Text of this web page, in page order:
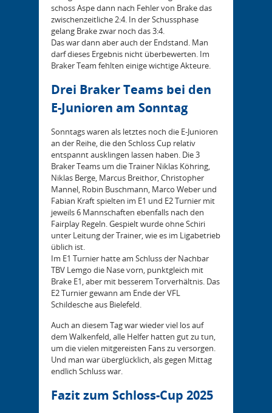
schoss Aspe dann nach Fehler von Brake das
zwischenzeitliche 2:4. In der Schussphase
gelang Brake zwar noch das 3:4.
Das war dann aber auch der Endstand. Man
darf dieses Ergebnis nicht überbewerten. Im
Braker Team fehlten einige wichtige Akteure.
Drei Braker Teams bei den
E-Junioren am Sonntag
Sonntags waren als letztes noch die E-Junioren
an der Reihe, die den Schloss Cup relativ
entspannt ausklingen lassen haben. Die 3
Braker Teams um die Trainer Niklas Köhring,
Niklas Berge, Marcus Breithor, Christopher
Mannel, Robin Buschmann, Marco Weber und
Fabian Kraft spielten im E1 und E2 Turnier mit
jeweils 6 Mannschaften ebenfalls nach den
Fairplay Regeln. Gespielt wurde ohne Schiri
unter Leitung der Trainer, wie es im Ligabetrieb
üblich ist.
Im E1 Turnier hatte am Schluss der Nachbar
TBV Lemgo die Nase vorn, punktgleich mit
Brake E1, aber mit besserem Torverhältnis. Das
E2 Turnier gewann am Ende der VFL
Schildesche aus Bielefeld.
Auch an diesem Tag war wieder viel los auf
dem Walkenfeld, alle Helfer hatten gut zu tun,
um die vielen mitgereisten Fans zu versorgen.
Und man war überglücklich, als gegen Mittag
endlich Schluss war.
Fazit zum Schloss-Cup 2025